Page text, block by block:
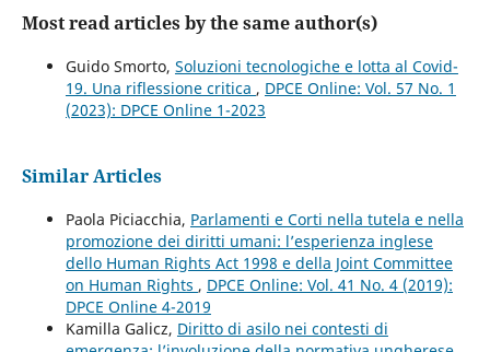
Most read articles by the same author(s)
Guido Smorto, Soluzioni tecnologiche e lotta al Covid-
19. Una riflessione critica , DPCE Online: Vol. 57 No. 1
(2023): DPCE Online 1-2023
Similar Articles
Paola Piciacchia, Parlamenti e Corti nella tutela e nella
promozione dei diritti umani: l’esperienza inglese
dello Human Rights Act 1998 e della Joint Committee
on Human Rights , DPCE Online: Vol. 41 No. 4 (2019):
DPCE Online 4-2019
Kamilla Galicz, Diritto di asilo nei contesti di